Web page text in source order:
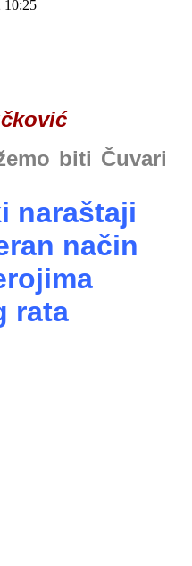
10:25
biti Čuvari
naraštaji
način
rata